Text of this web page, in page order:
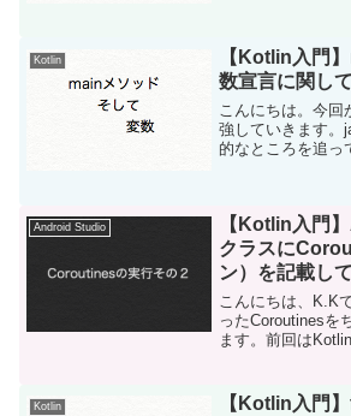
持ちます。復習
を書いてみましょ
Kotlin
【Kotlin入門
数宣言に関して
こんにちは。今
強していきます。
的なところを追っ
ベー...
Android Studio
【Kotlin入門
クラスに
ン）を記載し
こんにちは、K.K
ったCoroutinesを
ます。前回は
タンを追加して
Kotlin
【Kotlin入門